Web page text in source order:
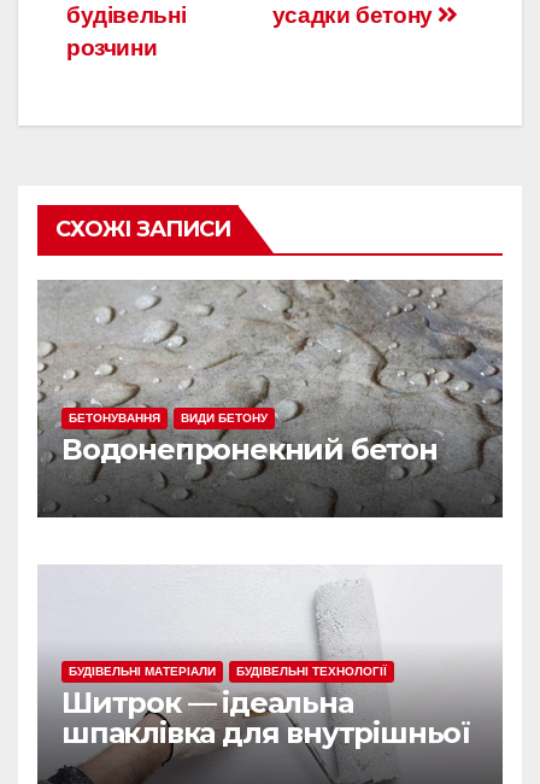
по
усадки бетону
будівельні
розчини
СХОЖІ ЗАПИСИ
БЕТОНУВАННЯ ВИДИ БЕТОНУ
Водонепронекний бетон
БУДІВЕЛЬНІ МАТЕРІАЛИ БУДІВЕЛЬНІ ТЕХНОЛОГІЇ
Шитрок — ідеальна
шпаклівка для внутрішньої
обробки